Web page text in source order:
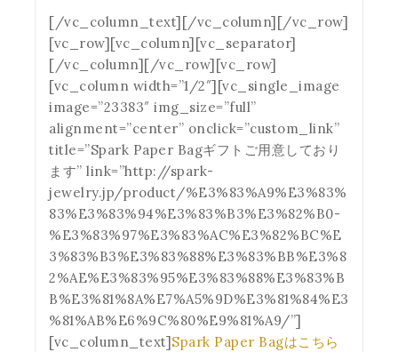
[/vc_column_text][/vc_column][/vc_row]
[vc_row][vc_column][vc_separator]
[/vc_column][/vc_row][vc_row]
[vc_column width=”1/2″][vc_single_image
image=”23383″ img_size=”full”
alignment=”center” onclick=”custom_link”
title=”Spark Paper Bagギフトご用意しており
ます” link=”http://spark-
jewelry.jp/product/%E3%83%A9%E3%83%
83%E3%83%94%E3%83%B3%E3%82%B0-
%E3%83%97%E3%83%AC%E3%82%BC%E
3%83%B3%E3%83%88%E3%83%BB%E3%8
2%AE%E3%83%95%E3%83%88%E3%83%B
B%E3%81%8A%E7%A5%9D%E3%81%84%E3
%81%AB%E6%9C%80%E9%81%A9/”]
[vc_column_text] Spark Paper Bagはこちら